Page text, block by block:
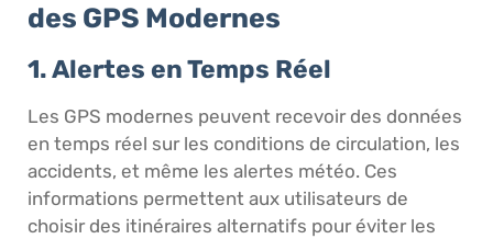
des GPS Modernes
1. Alertes en Temps Réel
Les GPS modernes peuvent recevoir des données
en temps réel sur les conditions de circulation, les
accidents, et même les alertes météo. Ces
informations permettent aux utilisateurs de
choisir des itinéraires alternatifs pour éviter les